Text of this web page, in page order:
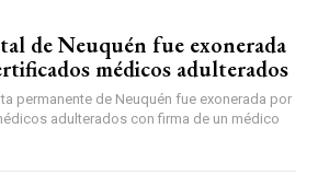
de Neuquén fue exonerada
médicos adulterados
permanente de Neuquén fue exonerada por
adulterados con firma de un médico